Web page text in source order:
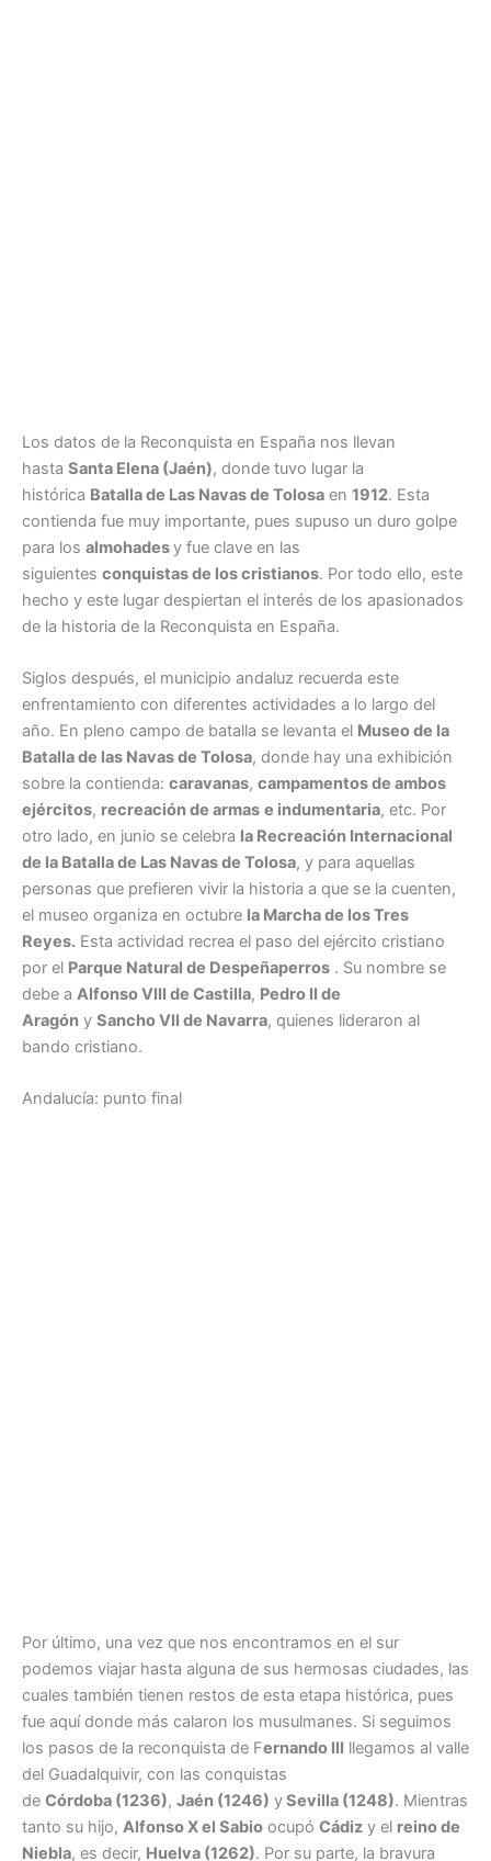
Los datos de la Reconquista en España nos llevan
hasta Santa Elena (Jaén), donde tuvo lugar la
histórica Batalla de Las Navas de Tolosa en 1912. Esta
contienda fue muy importante, pues supuso un duro golpe
para los almohadesy fue clave en las
siguientes conquistas de los cristianos. Por todo ello, este
hecho y este lugar despiertan el interés de los apasionados
de la historia de la Reconquista en España.
Siglos después, el municipio andaluz recuerda este
enfrentamiento con diferentes actividades a lo largo del
año. En pleno campo de batalla se levanta el Museo de la
Batalla de las Navas de Tolosa, donde hay una exhibición
sobre la contienda: caravanas, campamentos de ambos
ejércitos, recreación de armas e indumentaria, etc. Por
otro lado, en junio se celebra la Recreación Internacional
de la Batalla de Las Navas de Tolosa, y para aquellas
personas que prefieren vivir la historia a que se la cuenten,
el museo organiza en octubre la Marcha de los Tres
Reyes. Esta actividad recrea el paso del ejército cristiano
por el Parque Natural de Despeñaperros . Su nombre se
debe a Alfonso VIII de Castilla, Pedro II de
Aragón y Sancho VII de Navarra, quienes lideraron al
bando cristiano.
Andalucía: punto final
Por último, una vez que nos encontramos en el sur
podemos viajar hasta alguna de sus hermosas ciudades, las
cuales también tienen restos de esta etapa histórica, pues
fue aquí donde más calaron los musulmanes. Si seguimos
los pasos de la reconquista de Fernando III llegamos al valle
del Guadalquivir, con las conquistas
de Córdoba (1236), Jaén (1246) ySevilla (1248). Mientras
tanto su hijo, Alfonso X el Sabio ocupó Cádiz y el reino de
Niebla, es decir, Huelva (1262). Por su parte, la bravura